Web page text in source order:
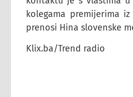
kolegama premijerima
prenosi Hina slovenske
Klix.ba/Trend radio